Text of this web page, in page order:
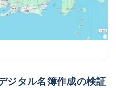
ジタル名簿作成の検証